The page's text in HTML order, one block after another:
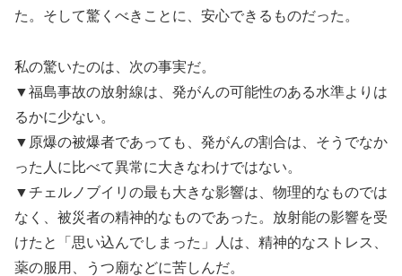
た。そして驚くべきことに、安心できるものだった。
私の驚いたのは、次の事実だ。
▼福島事故の放射線は、発がんの可能性のある水準よりは
るかに少ない。
▼原爆の被爆者であっても、発がんの割合は、そうでなか
った人に比べて異常に大きなわけではない。
▼チェルノブイリの最も大きな影響は、物理的なものでは
なく、被災者の精神的なものであった。放射能の影響を受
けたと「思い込んでしまった」人は、精神的なストレス、
薬の服用、うつ廟などに苦しんだ。